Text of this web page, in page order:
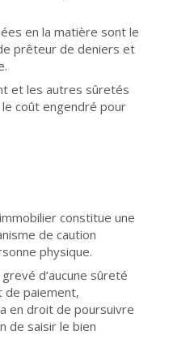
en la matière sont le
prêteur de deniers et
et les autres sûretés
coût engendré pour
constitue une
de caution
physique.
d’aucune sûreté
de paiement,
en droit de poursuivre
de saisir le bien